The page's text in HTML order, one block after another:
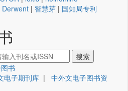
Derwent | 智慧芽 | 国知局专利
书
电子期刊库 | 中外文电子图书资